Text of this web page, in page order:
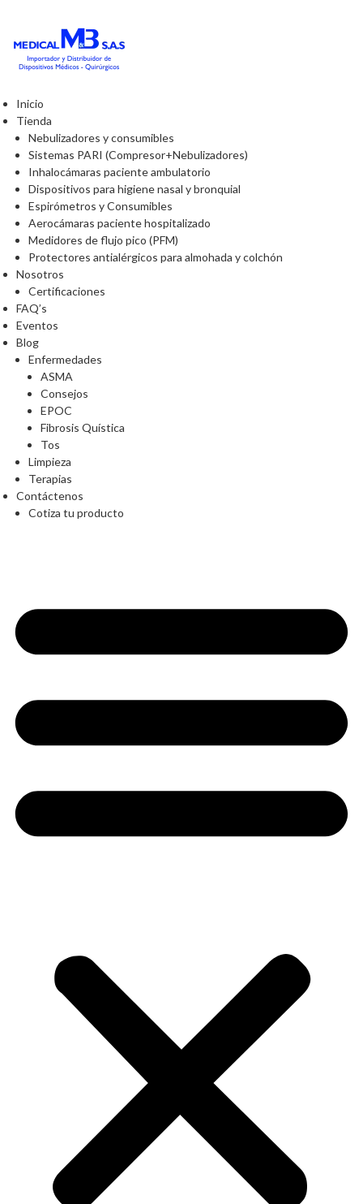
Inicio
Tienda
Nebulizadores y consumibles
Sistemas PARI (Compresor+Nebulizadores)
Inhalocámaras paciente ambulatorio
Dispositivos para higiene nasal y bronquial
Espirómetros y Consumibles
Aerocámaras paciente hospitalizado
Medidores de flujo pico (PFM)
Protectores antialérgicos para almohada y colchón
Nosotros
Certificaciones
FAQ’s
Eventos
Blog
Enfermedades
ASMA
Consejos
EPOC
Fibrosis Quística
Tos
Limpieza
Terapias
Contáctenos
Cotiza tu producto